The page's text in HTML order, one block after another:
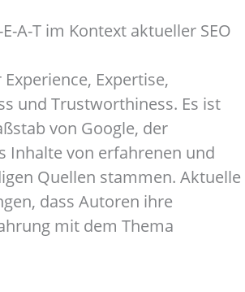
A-T im Kontext aktueller SEO
Experience, Expertise,
und Trustworthiness. Es ist
von Google, der
Inhalte von erfahrenen und
Quellen stammen. Aktuelle
dass Autoren ihre
mit dem Thema